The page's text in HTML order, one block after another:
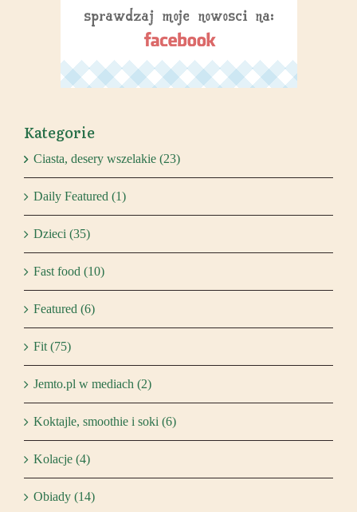
Kategorie
Ciasta, desery wszelakie (23)
Daily Featured (1)
Dzieci (35)
Fast food (10)
Featured (6)
Fit (75)
Jemto.pl w mediach (2)
Koktajle, smoothie i soki (6)
Kolacje (4)
Obiady (14)